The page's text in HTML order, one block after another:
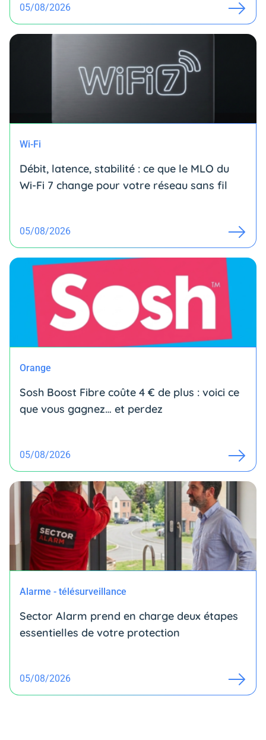
05/08/2026
Wi-Fi
Débit, latence, stabilité : ce que le MLO du
Wi-Fi 7 change pour votre réseau sans fil
05/08/2026
Orange
Sosh Boost Fibre coûte 4 € de plus : voici ce
que vous gagnez… et perdez
05/08/2026
Alarme - télésurveillance
Sector Alarm prend en charge deux étapes
essentielles de votre protection
05/08/2026